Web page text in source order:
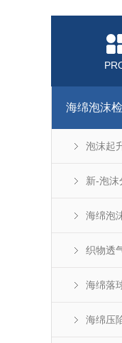
海绵泡沫
泡沫起
新-泡沫
海绵泡
织物透
海绵落
海绵压